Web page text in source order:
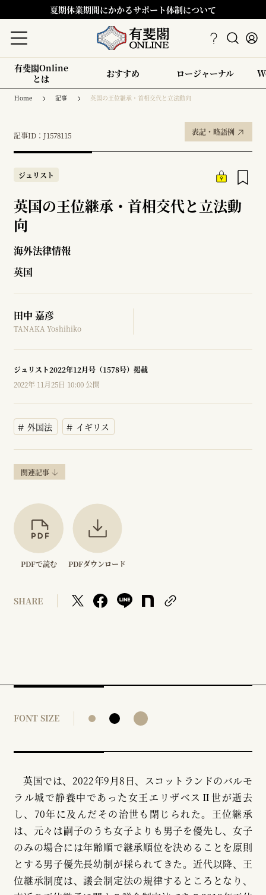
夏期休業期間にかかるサポート体制について
有斐閣Online
とは
おすすめ ロージャーナル
Home 記事 英国の王位継承・首相交代と立法動向
記事ID：J1578115 表記・略語例
ジュリスト
英国の王位継承・首相交代と立法動
向
海外法律情報
英国
田中 嘉彦
TANAKA Yoshihiko
ジュリスト2022年12月号（1578号）掲載
2022年 11月25日 10:00 公開
外国法 イギリス
関連記事
PDFで読む PDFダウンロード
SHARE
FONT SIZE
英国では、2022年9月8日、スコットランドのバルモ
ラル城で静養中であった女王エリザベスⅡ世が逝去
し、70年に及んだその治世も閉じられた。王位継承
は、元々は嗣子のうち女子よりも男子を優先し、女子
のみの場合には年齢順で継承順位を決めることを原則
とする男子優先長幼制が採られてきた。近代以降、王
位継承制度は、議会制定法の規律するところとなり、